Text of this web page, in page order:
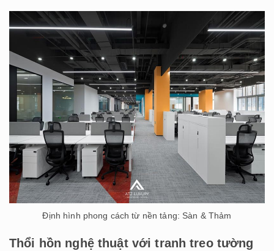
Định hình phong cách từ nền tảng: Sàn & Thảm
Thổi hồn nghệ thuật với tranh treo tường